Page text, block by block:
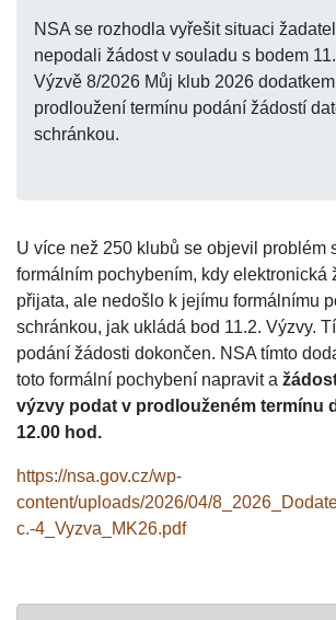
NSA se rozhodla vyřešit situaci
nepodali žádost v souladu s bodem
Výzvě 8/2026 Můj klub 2026
prodloužení termínu podání žádostí
schránkou.
U více než 250 klubů se objevil problém
formálním pochybením, kdy elektronická
přijata, ale nedošlo k jejímu formálnímu
schránkou, jak ukládá bod 11.2. Výzvy.
podání žádosti dokončen. NSA tímto
toto formální pochybení napravit a
výzvy podat v prodlouženém termínu
12.00 hod.
https://nsa.gov.cz/wp-
content/uploads/2026/04/
c.-4_Vyzva_MK26.pdf